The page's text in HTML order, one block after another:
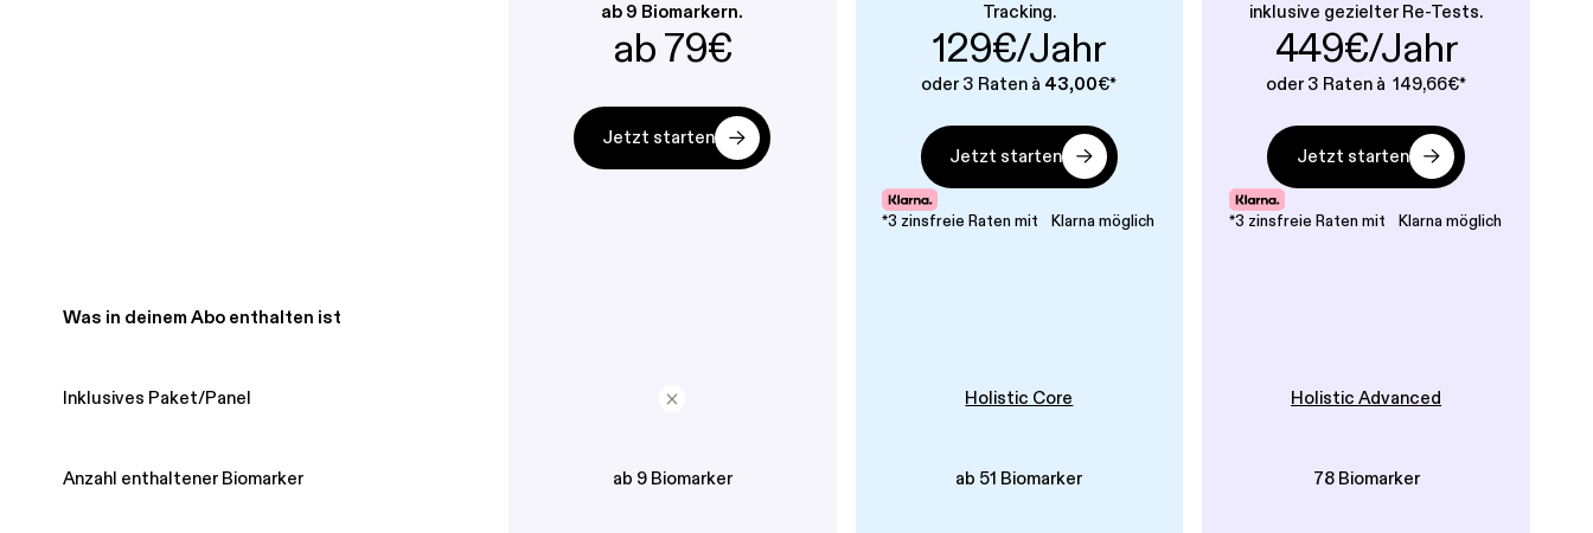
ab 9 Biomarkern.
ab 79€
Jetzt starten
Tracking.
129€/Jahr
oder 3 Raten à 43,00€*
*3 zinsfreie Raten mit Klarna möglich
Jetzt starten
inklusive gezielter Re-Tests.
449€/Jahr
oder 3 Raten à 149,66€*
*3 zinsfreie Raten mit Klarna möglich
Jetzt starten
Was in deinem Abo enthalten ist
Inklusives Paket/Panel
Anzahl enthaltener Biomarker ab 9 Biomarker
Holistic Core
ab 51 Biomarker
Holistic Advanced
78 Biomarker